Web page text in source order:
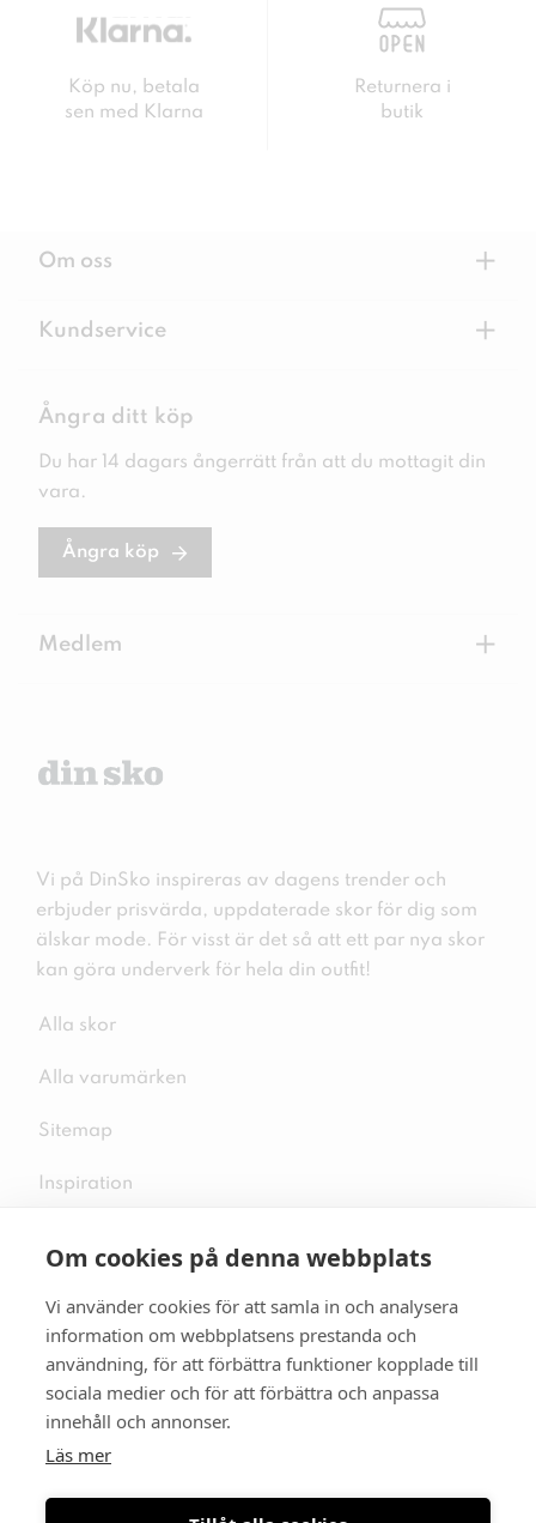
Om cookies på denna webbplats
Vi använder cookies för att samla in och analysera
information om webbplatsens prestanda och
användning, för att förbättra funktioner kopplade till
sociala medier och för att förbättra och anpassa
innehåll och annonser.
Läs mer
Köp nu, betala
sen med Klarna
Returnera i
butik
Om oss +
Kundservice +
Ångra ditt köp
Du har 14 dagars ångerrätt från att du mottagit din
vara.
Ångra köp
Medlem +
Vi på DinSko inspireras av dagens trender och
erbjuder prisvärda, uppdaterade skor för dig som
älskar mode. För visst är det så att ett par nya skor
kan göra underverk för hela din outfit!
Alla skor
Alla varumärken
Sitemap
Inspiration
Följ oss på sociala medier
Se mer skor: skopunkten.se